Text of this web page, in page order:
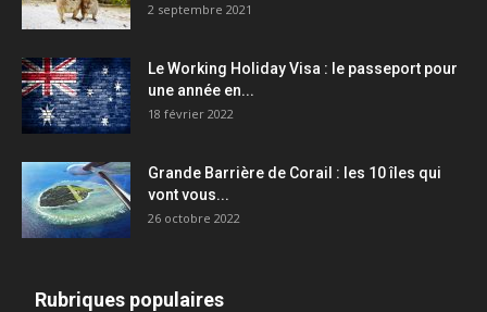
2 septembre 2021
Le Working Holiday Visa : le passeport pour
une année en...
18 février 2022
Grande Barrière de Corail : les 10 îles qui
vont vous...
26 octobre 2022
Rubriques populaires